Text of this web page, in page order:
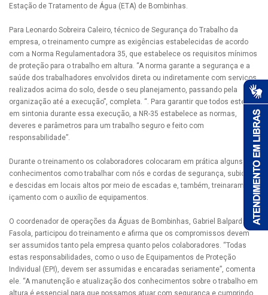
Estação de Tratamento de Água (ETA) de Bombinhas.
Para Leonardo Sobreira Caleiro, técnico de Segurança do Trabalho da
empresa, o treinamento cumpre as exigências estabelecidas de acordo
com a Norma Regulamentadora 35, que estabelece os requisitos mínimos
de proteção para o trabalho em altura. “A norma garante a segurança e a
saúde dos trabalhadores envolvidos direta ou indiretamente com serviços
realizados acima do solo, desde o seu planejamento, passando pela
organização até a execução”, completa. “. Para garantir que todos estejam
em sintonia durante essa execução, a NR-35 estabelece as normas,
deveres e parâmetros para um trabalho seguro e feito com
responsabilidade”.
Durante o treinamento os colaboradores colocaram em prática alguns
conhecimentos como trabalhar com nós e cordas de segurança, subidas
e descidas em locais altos por meio de escadas e, também, treinaram o
içamento com o auxílio de equipamentos.
O coordenador de operações da Águas de Bombinhas, Gabriel Balparda
Fasola, participou do treinamento e afirma que os compromissos devem
ser assumidos tanto pela empresa quanto pelos colaboradores. “Todas
estas responsabilidades, como o uso de Equipamentos de Proteção
Individual (EPI), devem ser assumidas e encaradas seriamente”, comenta
ele. “A manutenção e atualização dos conhecimentos sobre o trabalho em